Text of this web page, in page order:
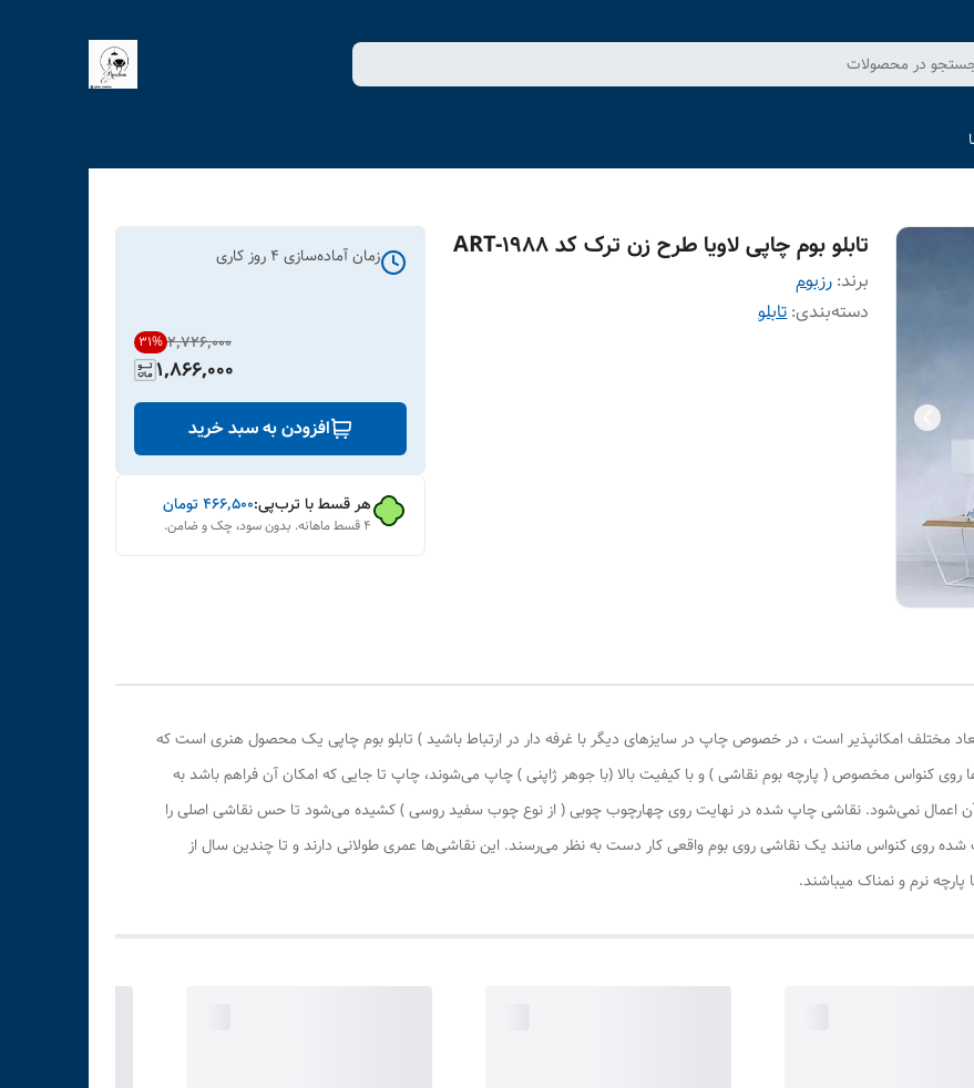
در محصولات
تابلو بوم چاپی لاویا طرح زن ترک کد ART-1988
برند: رزبوم
دسته‌بندی:تابلو
زمان آماده‌سازی 4 روز کاری
۲٬۷۲۶٬۰۰۰ 31%
1,866,000
افزودن به سبد خرید
هر قسط با ترب‌پی:۴۶۶٬۵۰۰ تومان
۴ قسط ماهانه. بدون سود، چک و ضامن.
مختلف امکانپذیر است ، در خصوص چاپ در سایزهای دیگر با غرفه دار در ارتباط باشید ) تابلو بوم چاپی یک محصول هنری است که
کنواس مخصوص ( پارچه بوم نقاشی ) و با کیفیت بالا (با جوهر ژاپنی ) چاپ می‌شوند، چاپ تا جایی که امکان آن فراهم باشد به
آن اعمال نمی‌شود. نقاشی چاپ شده در نهایت روی چهارچوب چوبی ( از نوع چوب سفید روسی ) کشیده می‌شود تا حس نقاشی اصلی را
روی کنواس مانند یک نقاشی روی بوم واقعی کار دست به نظر می‌رسند. این نقاشی‌ها عمری طولانی دارند و تا چندین سال از
نرم و نمناک میباشند.